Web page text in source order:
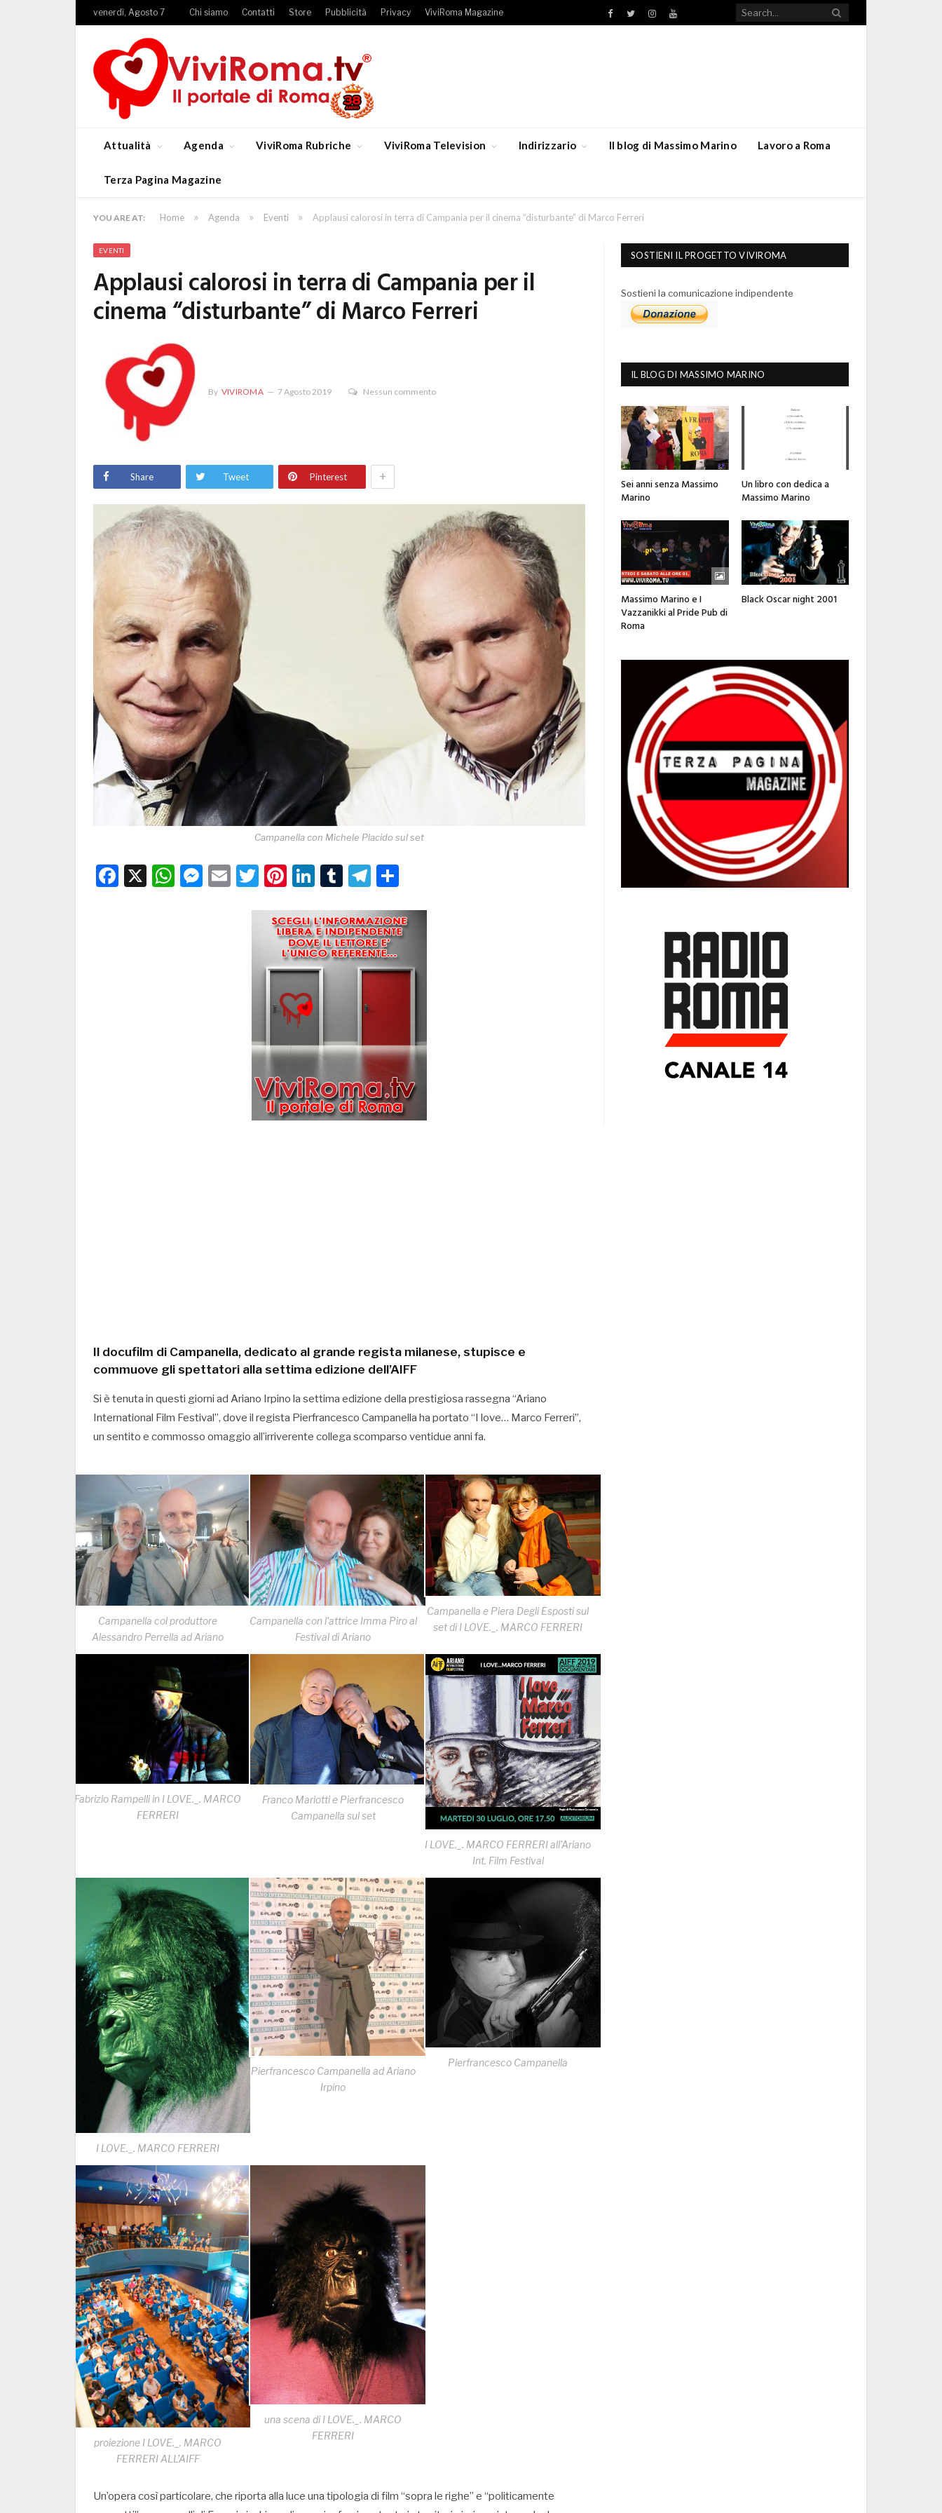
venerdì, Agosto 7 Chi siamo Contatti Store Pubblicità Privacy ViviRoma Magazine Facebook
TwitterInstagramYouTube
Attualità Agenda ViviRoma Rubriche ViviRoma Television Indirizzario Il blog di Massimo Marino Lavoro a Roma
Terza Pagina Magazine
YOU ARE AT: Home » Agenda » Eventi » Applausi calorosi in terra di Campania per il cinema “disturbante” di Marco Ferreri
EVENTI
Applausi calorosi in terra di Campania per il
cinema “disturbante” di Marco Ferreri
By VIVIROMA 7 Agosto 2019 Nessun commento
Share Tweet Pinterest +
Campanella con Michele Placido sul set
Facebook
X WhatsApp
Messenger
EmailTwitter
Pinterest
LinkedIn
TumblrTelegram
Il docufilm di Campanella, dedicato al grande regista milanese, stupisce e
commuove gli spettatori alla settima edizione dell’AIFF
Si è tenuta in questi giorni ad Ariano Irpino la settima edizione della prestigiosa rassegna “Ariano
International Film Festival”, dove il regista Pierfrancesco Campanella ha portato “I love… Marco Ferreri”,
un sentito e commosso omaggio all’irriverente collega scomparso ventidue anni fa.
Campanella col produttore
Alessandro Perrella ad Ariano
Campanella con l’attrice Imma Piro al
Festival di Ariano
Campanella e Piera Degli Esposti sul
set di I LOVE._. MARCO FERRERI
Fabrizio Rampelli in I LOVE._. MARCO
FERRERI
Franco Mariotti e Pierfrancesco
Campanella sul set
I LOVE._. MARCO FERRERI all’Ariano
Int. Film Festival
I LOVE._. MARCO FERRERI
Pierfrancesco Campanella ad Ariano
Irpino
Pierfrancesco Campanella
proiezione I LOVE._. MARCO
FERRERI ALL’AIFF
una scena di I LOVE._. MARCO
FERRERI
Un’opera così particolare, che riporta alla luce una tipologia di film “sopra le righe” e “politicamente
SOSTIENI IL PROGETTO VIVIROMA
Sostieni la comunicazione indipendente
IL BLOG DI MASSIMO MARINO
Sei anni senza Massimo
Marino
Un libro con dedica a
Massimo Marino
Massimo Marino e I
Vazzanikki al Pride Pub di
Roma
Black Oscar night 2001